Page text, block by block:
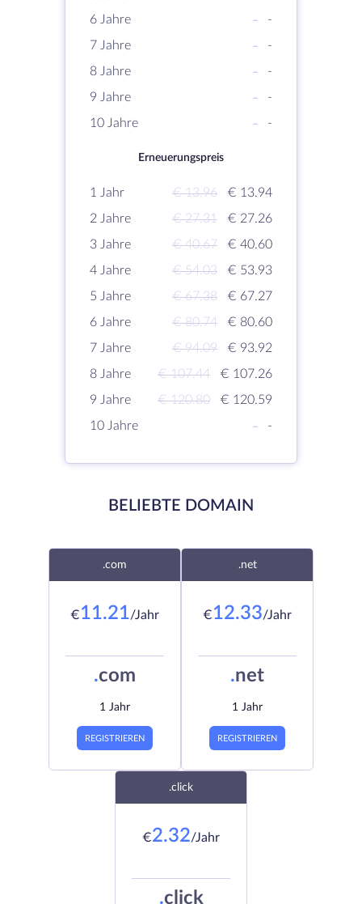
6 Jahre
-
-
7 Jahre
-
-
8 Jahre
-
-
9 Jahre
-
-
10 Jahre
- -
Erneuerungspreis
1 Jahr € 13.96
€ 13.94
2 Jahre
€ 27.31
€ 27.26
3 Jahre
€ 40.67
€ 40.60
4 Jahre
€ 54.03
€ 53.93
5 Jahre
€ 67.38
€ 67.27
6 Jahre
€ 80.74
€ 80.60
7 Jahre
€ 94.09
€ 93.92
8 Jahre
€ 107.44
€ 107.26
9 Jahre
€ 120.80
€ 120.59
10 Jahre
- -
BELIEBTE DOMAIN
.com
€11.21/Jahr
.com
1 Jahr
REGISTRIEREN
.net
€12.33/Jahr
.net
1 Jahr
REGISTRIEREN
.click
€2.32/Jahr
.click